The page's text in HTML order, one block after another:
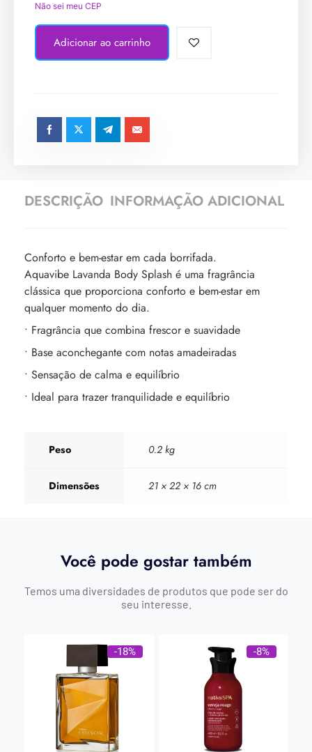
Não sei meu CEP
Adicionar ao carrinho
DESCRIÇÃO INFORMAÇÃO ADICIONAL
Conforto e bem-estar em cada borrifada.
Aquavibe Lavanda Body Splash é uma fragrância
clássica que proporciona conforto e bem-estar em
qualquer momento do dia.
• Fragrância que combina frescor e suavidade
• Base aconchegante com notas amadeiradas
• Sensação de calma e equilíbrio
• Ideal para trazer tranquilidade e equilíbrio
Peso 0.2 kg
Dimensões 21 × 22 × 16 cm
Você pode gostar também
Temos uma diversidades de produtos que pode ser do
seu interesse.
-18% -8%